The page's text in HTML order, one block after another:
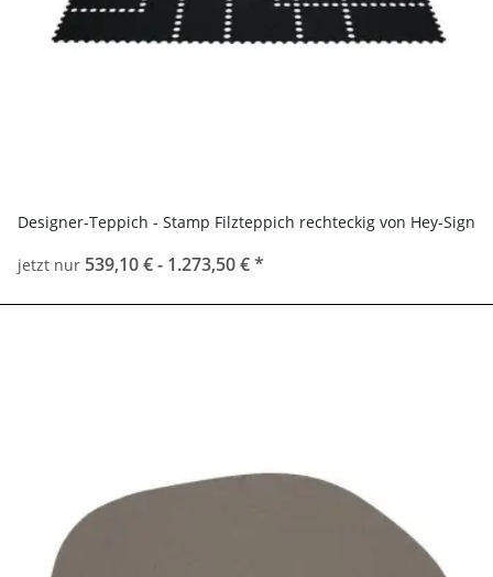
Designer-Teppich - Stamp Filzteppich rechteckig von Hey-Sign
jetzt nur 539,10 € - 1.273,50 €*